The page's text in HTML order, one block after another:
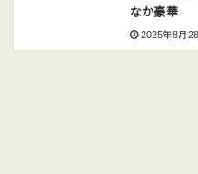
なか豪華
2025年8月